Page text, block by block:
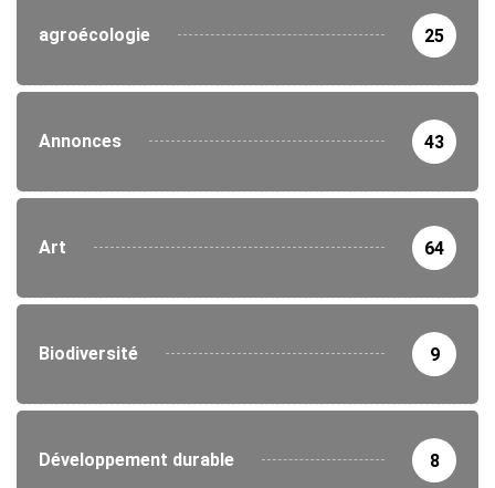
agroécologie 25
Annonces 43
Art 64
Biodiversité 9
Développement durable 8